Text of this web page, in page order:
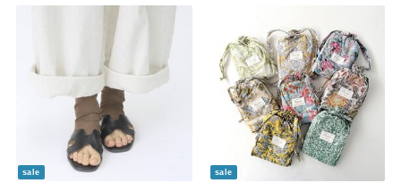
sale sale